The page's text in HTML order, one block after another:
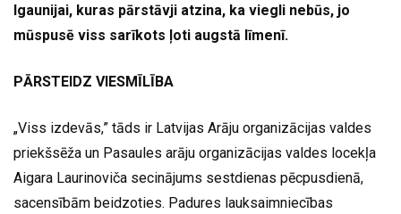
Igaunijai, kuras pārstāvji atzina, ka viegli nebūs, jo
mūspusē viss sarīkots ļoti augstā līmenī.
PĀRSTEIDZ VIESMĪLĪBA
„Viss izdevās,” tāds ir Latvijas Arāju organizācijas valdes
priekšsēža un Pasaules arāju organizācijas valdes locekļa
Aigara Laurinoviča secinājums sestdienas pēcpusdienā,
sacensībām beidzoties. Padures lauksaimniecības